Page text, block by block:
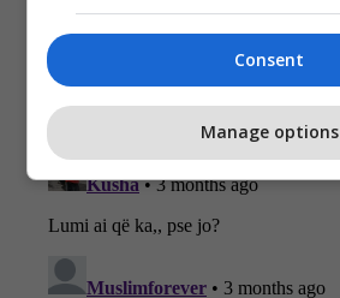
Consent
Manage options